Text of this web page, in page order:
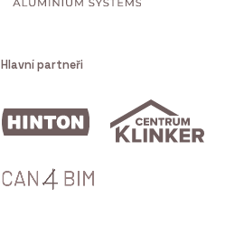
Hlavní partneři